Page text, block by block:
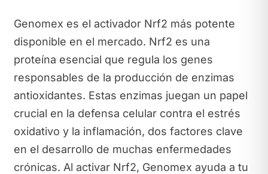
Genomex es el activador Nrf2 más potente
disponible en el mercado. Nrf2 es una
proteína esencial que regula los genes
responsables de la producción de enzimas
antioxidantes. Estas enzimas juegan un papel
crucial en la defensa celular contra el estrés
oxidativo y la inflamación, dos factores clave
en el desarrollo de muchas enfermedades
crónicas. Al activar Nrf2, Genomex ayuda a tu